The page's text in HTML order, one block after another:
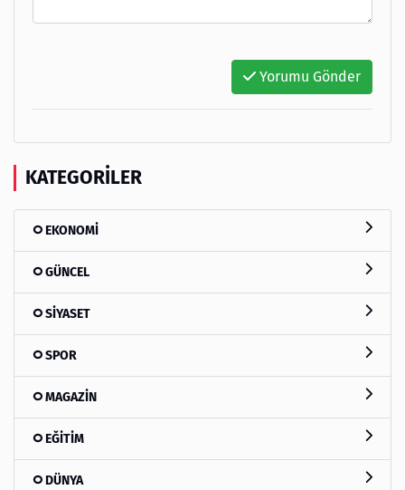
Yorumu Gönder
KATEGORILER
EKONOMİ
GÜNCEL
SİYASET
SPOR
MAGAZİN
EĞİTİM
DÜNYA